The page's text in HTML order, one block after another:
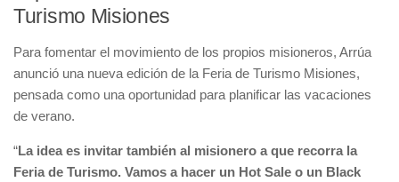
Turismo Misiones
Para fomentar el movimiento de los propios misioneros, Arrúa
anunció una nueva edición de la Feria de Turismo Misiones,
pensada como una oportunidad para planificar las vacaciones
de verano.
“La idea es invitar también al misionero a que recorra la
Feria de Turismo. Vamos a hacer un Hot Sale o un Black